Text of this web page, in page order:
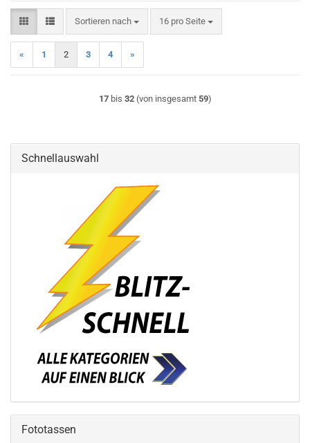
Sortieren nach
Sortieren nach 16 pro Seite
pro Seite
« 1 2 3 4 »
17bis 32(von insgesamt 59)
Schnellauswahl
Fototassen